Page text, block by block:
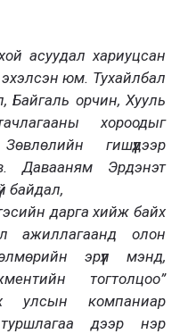
асуудал хариуцсан
юм. Тухайлбал
Байгаль орчин, Хууль
хороодыг
гишүүдээр
Давааням Эрдэнэт
байдал,
дарга хийж байх
ажиллагаанд олон
эрүүл мэнд,
тогтолцоо”
улсын компаниар
дээр нэр